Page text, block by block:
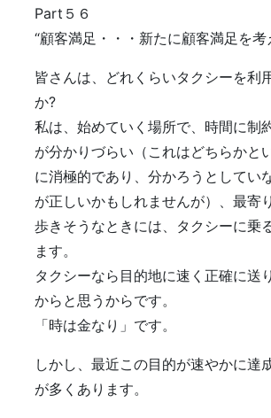
Part５６
“顧客満足・・・新たに顧客満足を
皆さんは、どれくらいタクシーを利
か?
私は、始めていく場所で、時間に制
が分かりづらい（これはどちらかと
に消極的であり、分かろうとしてい
が正しいかもしれませんが）、最寄
歩きそうなときには、タクシーに乗
ます。
タクシーなら目的地に速く正確に送
からと思うからです。
「時は金なり」です。
しかし、最近この目的が速やかに達
が多くあります。